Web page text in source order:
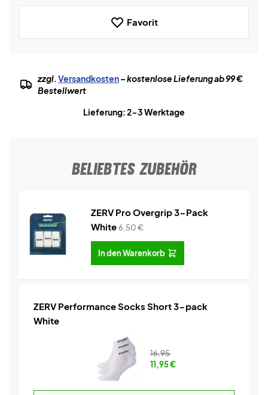
Favorit
zzgl.Versandkosten– kostenlose Lieferung ab 99 €
Bestellwert
Lieferung: 2-3 Werktage
BELIEBTES ZUBEHÖR
ZERV Pro Overgrip 3-Pack
White6,50€
In den Warenkorb
ZERV Performance Socks Short 3-pack
White
16,95
11,95€